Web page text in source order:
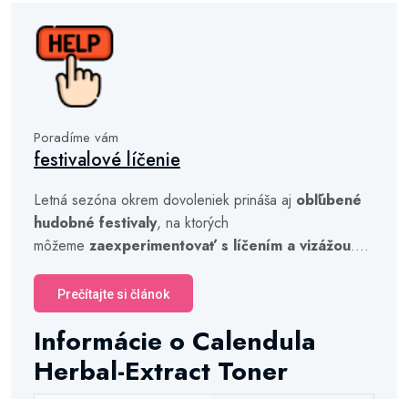
Poradíme vám
festivalové líčenie
Letná sezóna okrem dovoleniek prináša aj obľúbené
hudobné festivaly, na ktorých
môžeme zaexperimentovať s líčením a vizážou....
Prečítajte si článok
Informácie o Calendula
Herbal-Extract Toner